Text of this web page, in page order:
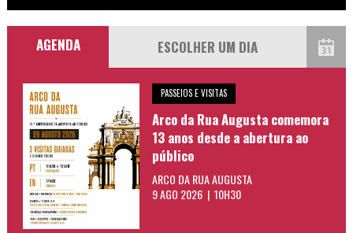
AGENDA
PASSEIOS E VISITAS
Arco da Rua Augusta comemora
13 anos desde a abertura ao
público
ARCO DA RUA AUGUSTA
9 AGO 2026 | 10H30